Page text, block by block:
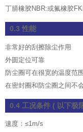
丁腈橡胶NBR:或氟橡胶
0.3 性能
非常好的刮擦除尘作用
外圆定位可靠
防尘圈可在很宽的温度范
在密封圈和防尘圈之间不
0.4 工况条件 ( 以下极
速度：≤1m/s